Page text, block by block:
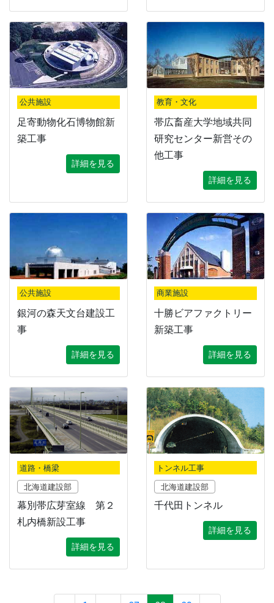
公共施設
足寄動物化石博物館新
築工事
詳細を見る
教育・文化
帯広畜産大学地域共同
研究センター新営その
他工事
詳細を見る
公共施設
銀河の森天文台建設工
事
詳細を見る
商業施設
十勝ビアファクトリー
新築工事
詳細を見る
道路・橋梁
北海道建設部
幕別帯広芽室線 第２
札内橋新設工事
詳細を見る
トンネル工事
北海道建設部
千代田トンネル
詳細を見る